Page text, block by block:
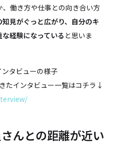
働き方や仕事との向き合い方
知見がぐっと広がり、自分のキ
経験になっている と思いま
タビューの様子
たインタビュー一覧はコチラ↓
んとの距離が近い